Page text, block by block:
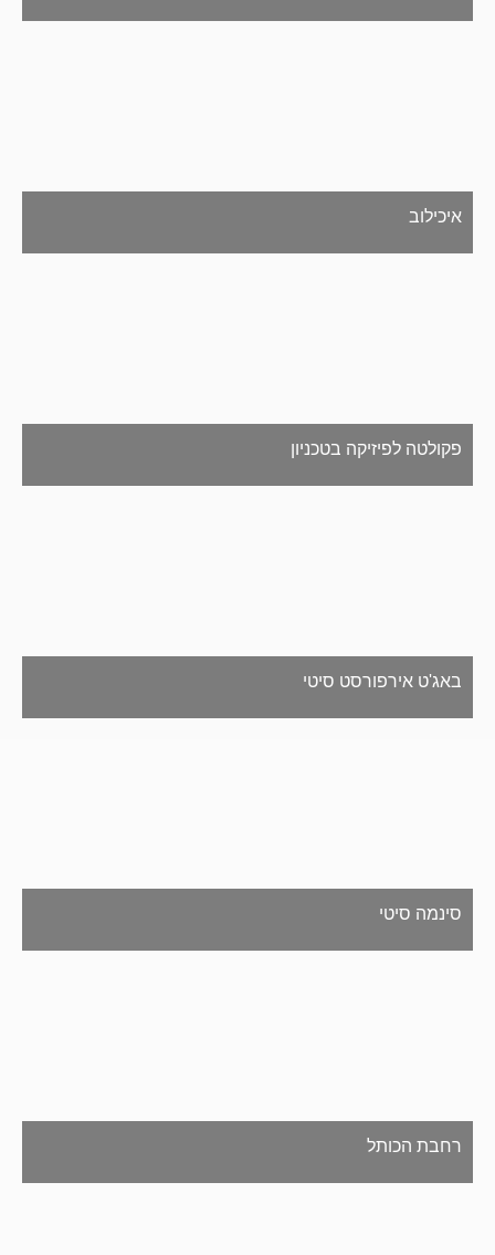
איכילוב
פקולטה לפיזיקה בטכניון
באג'ט אירפורסט סיטי
סינמה סיטי
רחבת הכותל